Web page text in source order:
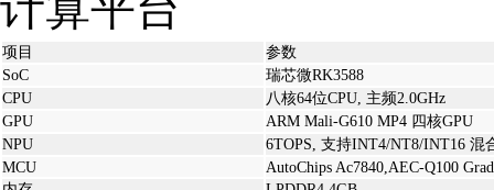
项目
参数
SoC
瑞芯微RK3588
CPU
八核64位CPU, 主频2.0GHz
GPU
ARM Mali-G610 MP4 四核GPU
NPU
6TOPS, 支持INT4/NT8/INT16 混
MCU
AutoChips Ac7840,AEC-Q100